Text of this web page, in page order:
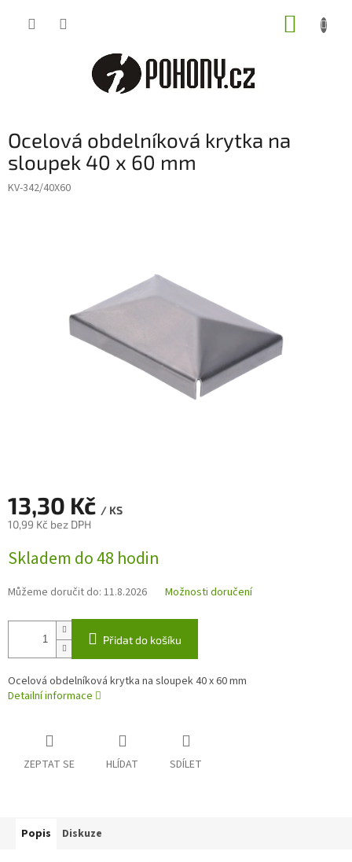
Ocelová obdelníková krytka na
sloupek 40 x 60 mm
KV-342/40X60
13,30 Kč / KS
10,99 Kč bez DPH
cena:
Skladem do 48 hodin
Můžeme doručit do: 11.8.2026 Možnosti doručení
Přidat do košíku
Ocelová obdelníková krytka na sloupek 40 x 60 mm
Detailní informace
ZEPTAT SE HLÍDAT SDÍLET
Popis Diskuze